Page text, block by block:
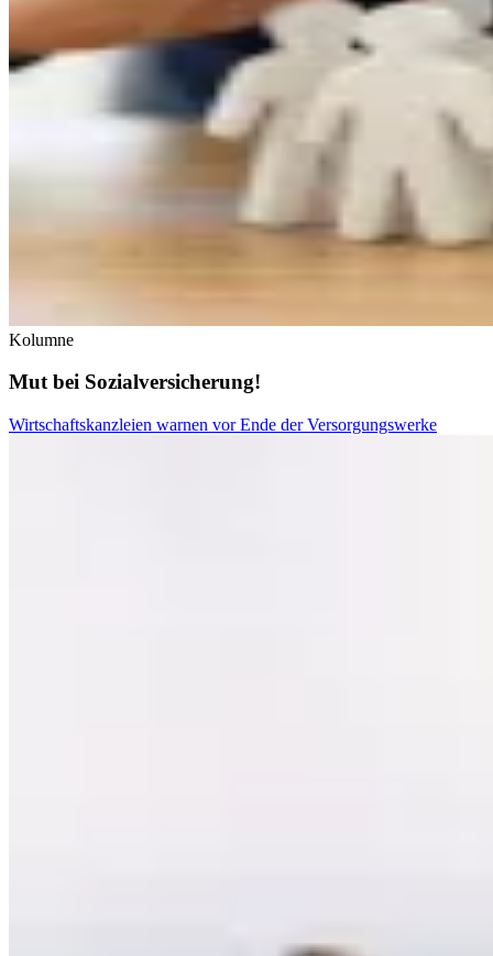
Kolumne
Mut bei Sozialversicherung!
Wirtschaftskanzleien warnen vor Ende der Versorgungswerke